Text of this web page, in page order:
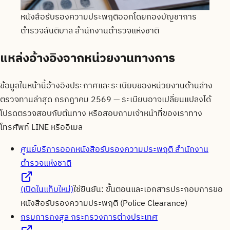
หนังสือรับรองความประพฤติออกโดยกองบัญชาการ
ตำรวจสันติบาล สำนักงานตำรวจแห่งชาติ
แหล่งอ้างอิงจากหน่วยงานทางการ
ข้อมูลในหน้านี้อ้างอิงประกาศและระเบียบของหน่วยงานด้านล่าง
ตรวจทานล่าสุด กรกฎาคม 2569— ระเบียบอาจเปลี่ยนแปลงได้
โปรดตรวจสอบกับต้นทาง หรือสอบถามเจ้าหน้าที่ของเราทาง
โทรศัพท์ LINE หรืออีเมล
ศูนย์บริการออกหนังสือรับรองความประพฤติ สำนักงาน
ตำรวจแห่งชาติ
(เปิดในแท็บใหม่)ใช้ยืนยัน: ขั้นตอนและเอกสารประกอบการขอ
หนังสือรับรองความประพฤติ (Police Clearance)
กรมการกงสุล กระทรวงการต่างประเทศ